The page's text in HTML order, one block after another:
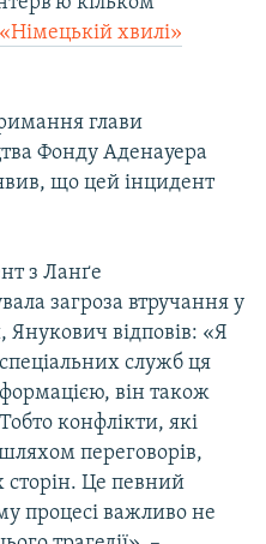
«Німецькій хвилі»
глави
Фонду Аденауера
що цей інцидент
з Ланґе
загроза втручання у
Янукович відповів: «Я
служб ця
він також
конфлікти, які
переговорів,
сторін. Це певний
процесі важливо не